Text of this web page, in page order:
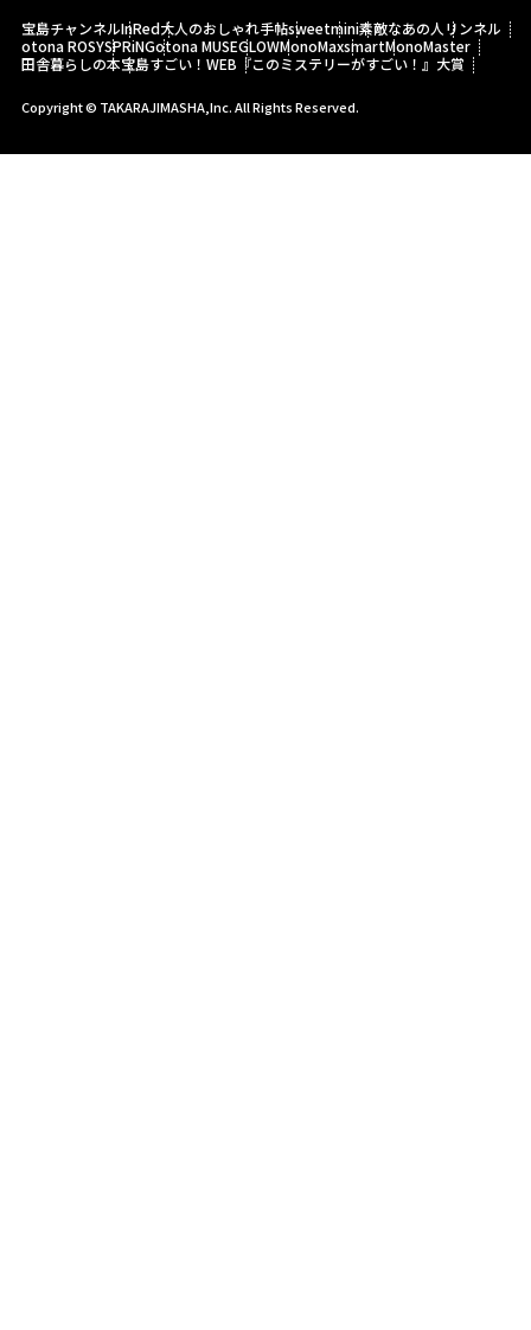
宝島チャンネルInRed大人のおしゃれ手帖sweetmini素敵なあの人 リンネル
otona ROSYSPRiNGotona MUSEGLOWMonoMaxsmartMonoMaster
田舎暮らしの本宝島すごい！WEB 『このミステリーがすごい！』大賞
Copyright © TAKARAJIMASHA,Inc. All Rights Reserved.